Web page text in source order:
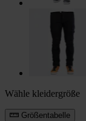
Wähle kleidergröße
Größentabelle